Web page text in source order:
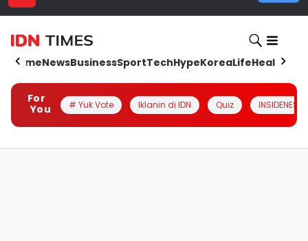
HomeNewsBusinessSportTechHypeKoreaLifeHealth
For
You
# Yuk Vote Iklanin di IDN Quiz INSIDENESIA